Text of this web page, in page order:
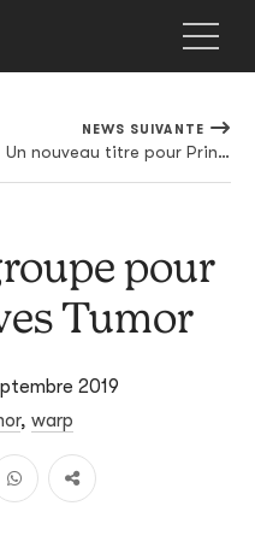
NEWS SUIVANTE
Un nouveau titre pour Princess Nokia
pour
Tumor
2019
, warp